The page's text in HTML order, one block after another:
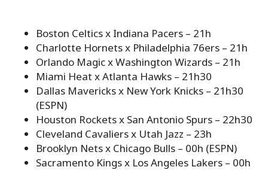
Boston Celtics x Indiana Pacers – 21h
Charlotte Hornets x Philadelphia 76ers – 21h
Orlando Magic x Washington Wizards – 21h
Miami Heat x Atlanta Hawks – 21h30
Dallas Mavericks x New York Knicks – 21h30
(ESPN)
Houston Rockets x San Antonio Spurs – 22h30
Cleveland Cavaliers x Utah Jazz – 23h
Brooklyn Nets x Chicago Bulls – 00h (ESPN)
Sacramento Kings x Los Angeles Lakers – 00h